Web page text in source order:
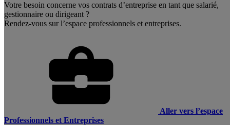
Votre besoin concerne vos contrats d’entreprise en tant que salarié,
gestionnaire ou dirigeant ?
Rendez-vous sur l’espace professionnels et entreprises.
Aller vers l’espace
Professionnels et Entreprises